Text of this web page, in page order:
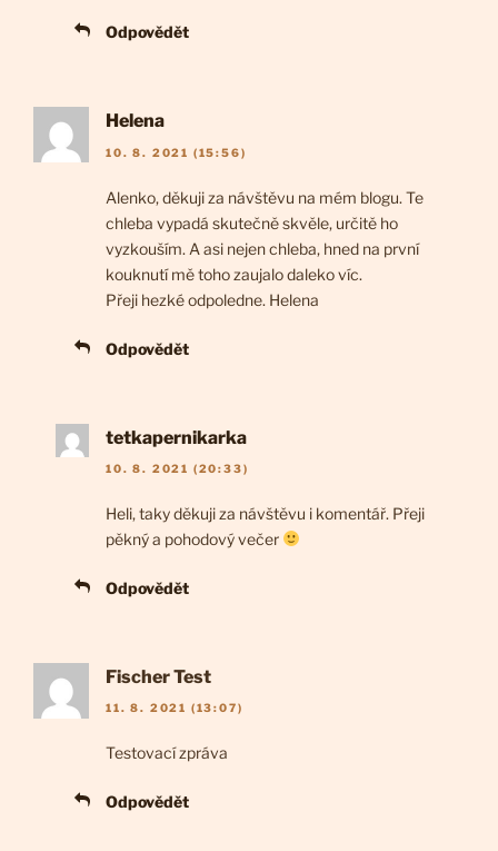
Odpovědět
Helena
10. 8. 2021 (15:56)
Alenko, děkuji za návštěvu na mém blogu. Te
chleba vypadá skutečně skvěle, určitě ho
vyzkouším. A asi nejen chleba, hned na první
kouknutí mě toho zaujalo daleko víc.
Přeji hezké odpoledne. Helena
Odpovědět
tetkapernikarka
10. 8. 2021 (20:33)
Heli, taky děkuji za návštěvu i komentář. Přeji
pěkný a pohodový večer
Odpovědět
Fischer Test
11. 8. 2021 (13:07)
Testovací zpráva
Odpovědět